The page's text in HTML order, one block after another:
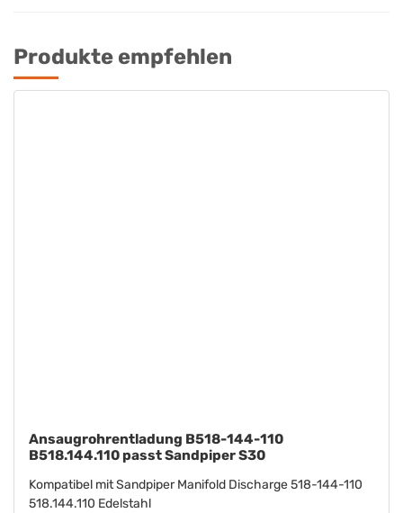
Produkte empfehlen
Waschmaschine B901-022-115 B901.022.115
Passt Sandpiper S15 S20
Kompatibel mit Sandpiper S15 S20 Washer 901-022-115
901.022.115